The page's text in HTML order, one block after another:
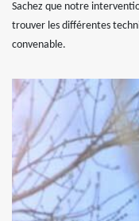
Sachez que notre
trouver les différentes
convenable.